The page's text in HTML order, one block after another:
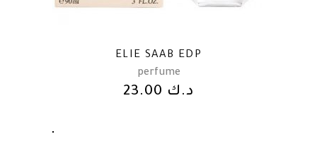
ELIE SAAB EDP
perfume
د.ك